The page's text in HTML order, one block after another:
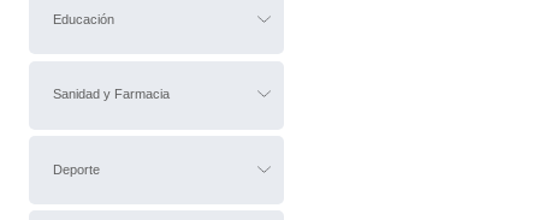
Educación
Sanidad y Farmacia
Deporte